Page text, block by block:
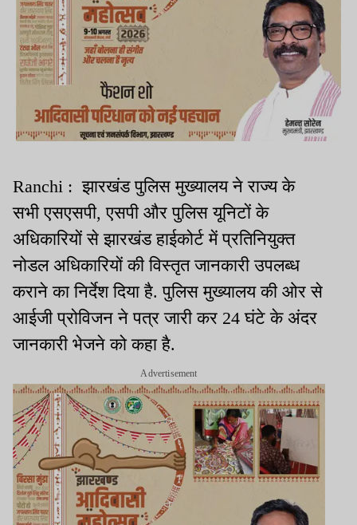
Ranchi : झारखंड पुलिस मुख्यालय ने राज्य के
सभी एसएसपी, एसपी और पुलिस यूनिटों के
अधिकारियों से झारखंड हाईकोर्ट में प्रतिनियुक्त
नोडल अधिकारियों की विस्तृत जानकारी उपलब्ध
कराने का निर्देश दिया है.पुलिस मुख्यालय की ओर से
आईजी प्रोविजन ने पत्र जारी कर 24 घंटे के अंदर
जानकारी भेजने को कहा है.
Advertisement